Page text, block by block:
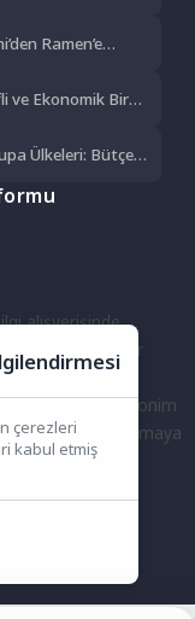
Ramen’e
ve Ekonomik Bir
Ülkeleri: Bütçe
alışverişinde
geldiğimiz bir
katılın, ister anonim
soruya ve tartışmaya
katılın!
çerezleri
kabul etmiş